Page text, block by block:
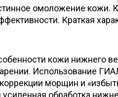
омоложение кожи.
Краткая
кожи нижнего
Использование
морщин и
обработка